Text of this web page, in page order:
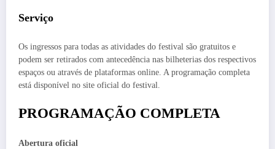
Serviço
Os ingressos para todas as atividades do festival são gratuitos e
podem ser retirados com antecedência nas bilheterias dos respectivos
espaços ou através de plataformas online. A programação completa
está disponível no site oficial do festival.
PROGRAMAÇÃO COMPLETA
Abertura oficial